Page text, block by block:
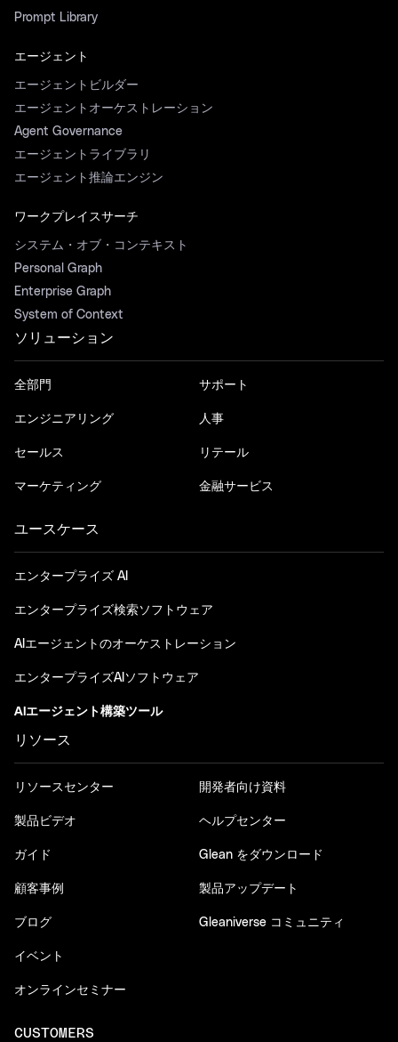
Prompt Library
エージェント
エージェントビルダー
エージェントオーケストレーション
Agent Governance
エージェントライブラリ
エージェント推論エンジン
ワークプレイスサーチ
システム・オブ・コンテキスト
Personal Graph
Enterprise Graph
System of Context
ソリューション
全部門
エンジニアリング
セールス
マーケティング
サポート
人事
リテール
金融サービス
ユースケース
エンタープライズ AI
エンタープライズ検索ソフトウェア
AIエージェントのオーケストレーション
エンタープライズAIソフトウェア
AIエージェント構築ツール
リソース
リソースセンター
製品ビデオ
ガイド
顧客事例
ブログ
イベント
オンラインセミナー
開発者向け資料
ヘルプセンター
Glean をダウンロード
製品アップデート
Gleaniverse コミュニティ
CUSTOMERS